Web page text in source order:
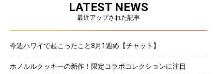
LATEST NEWS
最近アップされた記事
今週ハワイで起こったこと8月1週め【チャット】
ホノルルクッキーの新作！限定コラボコレクションに注目